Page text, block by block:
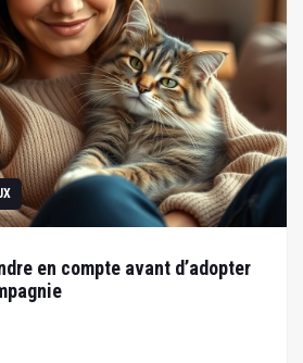
en compte avant d’adopter